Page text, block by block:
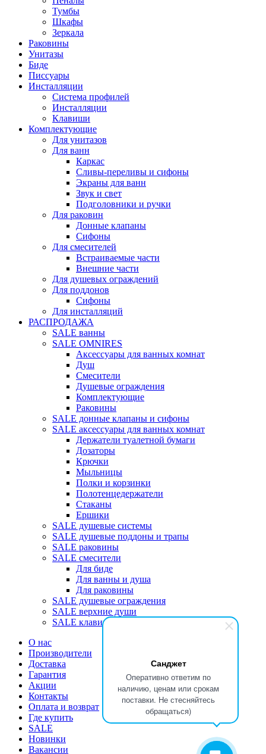
Санджет
Оперативно ответим по
наличию, ценам или срокам
поставки. Не стесняйтесь
обращаться)
Тумбы
Шкафы
Зеркала
Раковины
Унитазы
Биде
Писсуары
Инсталляции
Система профилей
Инсталляции
Клавиши
Комплектующие
Для унитазов
Для ванн
Каркас
Сливы-переливы и сифоны
Экраны для ванн
Звук и свет
Подголовники и ручки
Для раковин
Донные клапаны
Сифоны
Для смесителей
Встраиваемые части
Внешние части
Для душевых ограждений
Для поддонов
Сифоны
Для инсталляций
РАСПРОДАЖА
SALE ванны
SALE OMNIRES
Аксессуары для ванных комнат
Душ
Смесители
Душевые ограждения
Комплектующие
Раковины
SALE донные клапаны и сифоны
SALE аксессуары для ванных комнат
Держатели туалетной бумаги
Дозаторы
Крючки
Мыльницы
Полки и корзинки
Полотенцедержатели
Стаканы
Ершики
SALE душевые системы
SALE душевые поддоны и трапы
SALE раковины
SALE смесители
Для биде
Для ванны и душа
Для раковины
SALE душевые ограждения
SALE верхние души
SALE клавиши
О нас
Производители
Доставка
Гарантия
Акции
Контакты
Оплата и возврат
Где купить
SALE
Новинки
Вакансии